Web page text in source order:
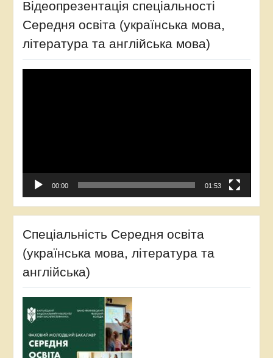
Відеопрезентація спеціальності
Середня освіта (українська мова,
література та англійська мова)
00:00 01:53
Спеціальність Середня освіта
(українська мова, література та
англійська)